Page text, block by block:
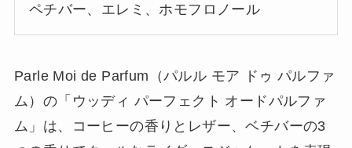
ペチバー、エレミ、ホモフロノール
Parle Moi de Parfum（パルル モア ドゥ パルファ
ム）の「ウッディ パーフェクト オードパルファ
ム」は、コーヒーの香りとレザー、ベチバーの3